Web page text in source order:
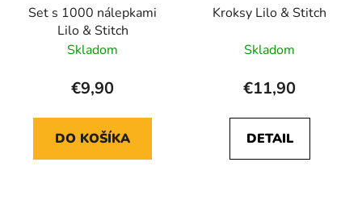
Set s 1000 nálepkami
Lilo & Stitch
Skladom
€9,90
DO KOŠÍKA
Kroksy Lilo & Stitch
Skladom
€11,90
DETAIL